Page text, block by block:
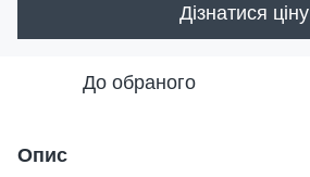
Дізнатися ціну
До обраного
Опис